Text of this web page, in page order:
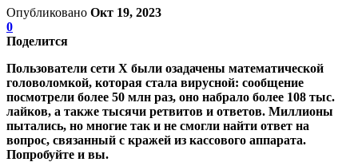
Опубликовано Окт 19, 2023
0
Поделится
Пользователи сети Х были озадачены математической
головоломкой, которая стала вирусной: сообщение
посмотрели более 50 млн раз, оно набрало более 108 тыс.
лайков, а также тысячи ретвитов и ответов. Миллионы
пытались, но многие так и не смогли найти ответ на
вопрос, связанный с кражей из кассового аппарата.
Попробуйте и вы.